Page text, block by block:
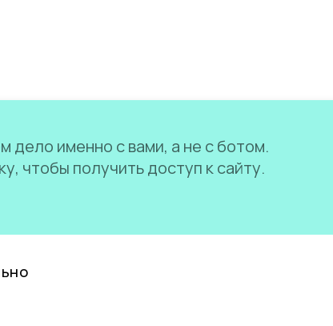
дело именно с вами, а не с ботом.
чтобы получить доступ к сайту.